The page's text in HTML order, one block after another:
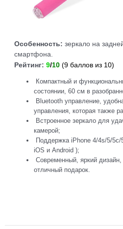
Особенность: зеркало на
смартфона.
Рейтинг: 9/10 (9 баллов из 10)
Компактный и
состоянии, 60 см в
Bluetooth управление,
управления, которая также
Встроенное зеркало для
камерой;
Поддержка iPhone 4/4s/5/
iOS и Android );
Современный, яркий дизайн,
отличный подарок.